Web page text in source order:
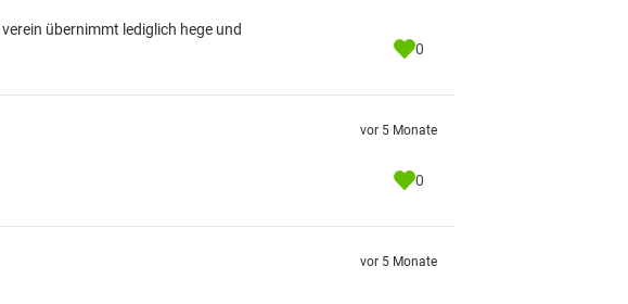
übernimmt lediglich hege und
0
vor 5 Monate
0
vor 5 Monate